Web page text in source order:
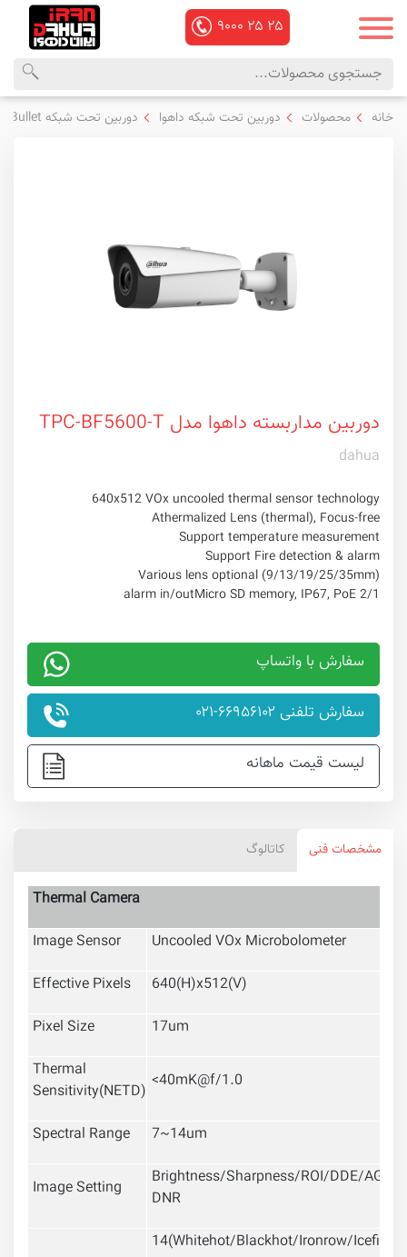
۹۰۰۰ ۲۵ ۲۵
محصولات
منوی
اصلی
خانه محصولات دوربین تحت شبکه داهوا دوربین تحت شبکه Bullet داهوا
دوربین مداربسته داهوا مدل TPC-BF5600-T
dahua
640x512 VOx uncooled thermal sensor technology
Athermalized Lens (thermal), Focus-free
Support temperature measurement
Support Fire detection & alarm
Various lens optional (9/13/19/25/35mm)
2/1 alarm in/out
Micro SD memory, IP67, PoE
سفارش با واتساپ
سفارش تلفنی ۶۶۹۵۶۱۰۲-۰۲۱
لیست قیمت ماهانه
مشخصات فنی کاتالوگ
Thermal Camera
Image Sensor
Uncooled VOx Microbolometer
Effective Pixels
640(H)x512(V)
Pixel Size
17um
Thermal
Sensitivity(NETD) <40mK@f/1.0
Spectral Range 7~14um
Image Setting
Brightness/Sharpness/ROI/DDE/AGC/
DNR
14(Whitehot/Blackhot/Ironrow/Icefire/